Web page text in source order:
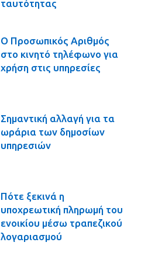
ταυτότητας
Ο Προσωπικός Αριθμός
στο κινητό τηλέφωνο για
χρήση στις υπηρεσίες
Σημαντική αλλαγή για τα
ωράρια των δημοσίων
υπηρεσιών
Πότε ξεκινά η
υποχρεωτική πληρωμή του
ενοικίου μέσω τραπεζικού
λογαριασμού